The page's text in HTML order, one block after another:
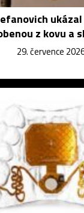
z kovu a
29. července